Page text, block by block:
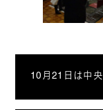
10月21日は中央